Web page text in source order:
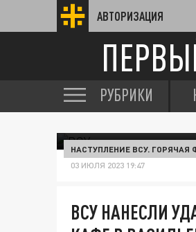
АВТОРИЗАЦИЯ
РУБРИКИ
НАСТУПЛЕНИЕ ВСУ. ГОРЯЧАЯ
03 ИЮЛЯ 2023 19:47
ВСУ НАНЕСЛИ